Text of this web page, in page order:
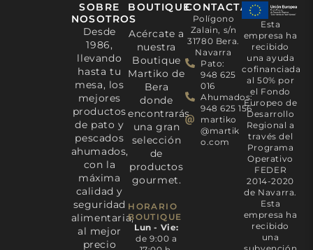
SOBRE
NOSOTROS
Desde
1986,
llevando
hasta tu
mesa, los
mejores
productos
de pato y
pescados
ahumados,
con la
máxima
calidad y
seguridad
alimentaria,
al mejor
precio
BOUTIQUE
Acércate a
nuestra
Boutique
Martiko de
Bera
donde
encontrarás
una gran
selección
de
productos
gourmet.
HORARIO
BOUTIQUE
Lun - Vie:
de 9:00 a
CONTACTA
Polígono
Zalain, s/n
31780 Bera.
Navarra
Pato:
948 625
016
Ahumados:
948 625 156
martiko
@martik
o.com
Esta
empresa ha
recibido
una ayuda
cofinanciada
al 50% por
el Fondo
Europeo de
Desarrollo
Regional a
través del
Programa
Operativo
FEDER
2014-2020
de Navarra.
Esta
empresa ha
recibido
una